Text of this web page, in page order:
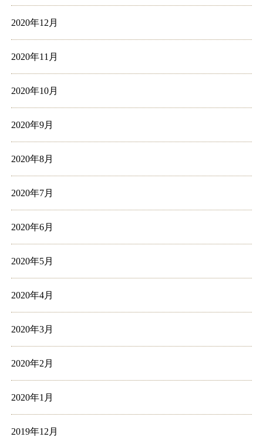
2020年12月
2020年11月
2020年10月
2020年9月
2020年8月
2020年7月
2020年6月
2020年5月
2020年4月
2020年3月
2020年2月
2020年1月
2019年12月